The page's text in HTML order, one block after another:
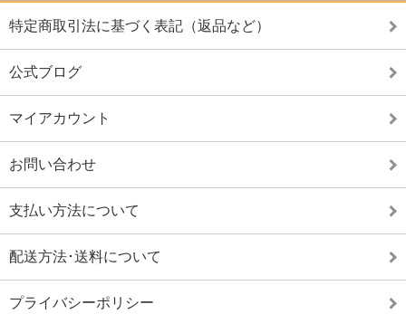
特定商取引法に基づく表記（返品など）
公式ブログ
マイアカウント
お問い合わせ
支払い方法について
配送方法･送料について
プライバシーポリシー